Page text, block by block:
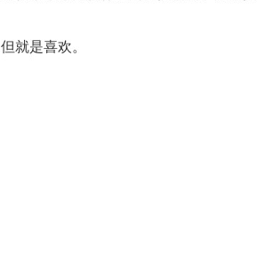
就是喜欢。